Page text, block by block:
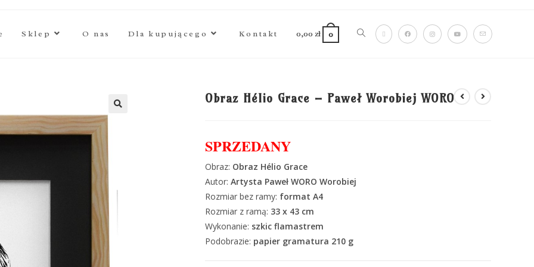
Sklep O nas Dla kupującego Kontakt 0,00 zł 0
Obraz Hélio Grace – Paweł Worobiej WORO
SPRZEDANY
Obraz: Obraz Hélio Grace
Autor: Artysta Paweł WORO Worobiej
Rozmiar bez ramy: format A4
Rozmiar z ramą: 33 x 43 cm
Wykonanie: szkic flamastrem
Podobrazie: papier gramatura 210 g